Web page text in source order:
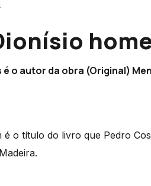
o autor da obra (Original)
é o título do livro que Pedro